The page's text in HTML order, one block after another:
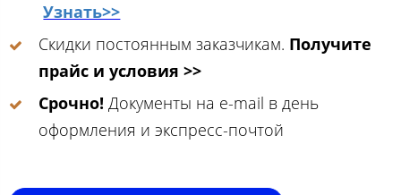
Узнать>>
Скидки постоянным заказчикам. Получите
прайс и условия >>
Срочно! Документы на e-mail в день
оформления и экспресс-почтой